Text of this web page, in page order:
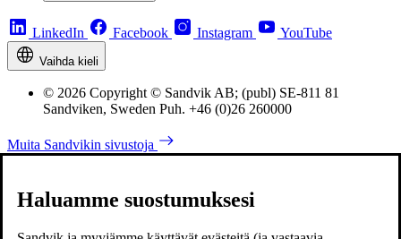
LinkedIn Facebook Instagram YouTube
Vaihda kieli
© 2026 Copyright © Sandvik AB; (publ) SE-811 81
Sandviken, Sweden Puh. +46 (0)26 260000
Muita Sandvikin sivustoja
Haluamme suostumuksesi